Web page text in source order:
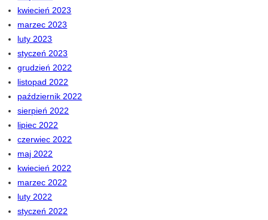
kwiecień 2023
marzec 2023
luty 2023
styczeń 2023
grudzień 2022
listopad 2022
październik 2022
sierpień 2022
lipiec 2022
czerwiec 2022
maj 2022
kwiecień 2022
marzec 2022
luty 2022
styczeń 2022